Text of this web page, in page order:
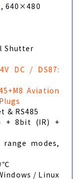
, 640×480
Shutter
DC / DS87:
Aviation
& RS485
+ 8bit (IR) +
modes,
/ Linux